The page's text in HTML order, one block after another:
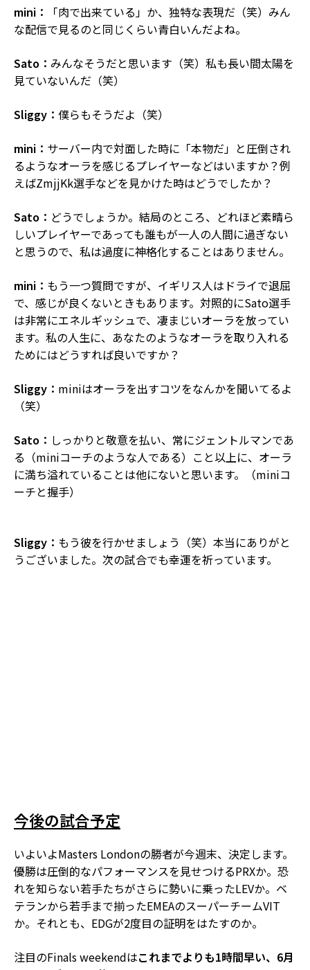
mini：
「肉で出来ている」か、独特な表現だ（笑）みん
な配信で見るのと同じくらい青白いんだよね。
Sato： みんなそうだと思います（笑）私も長い間太陽を
見ていないんだ（笑）
Sliggy： 僕らもそうだよ（笑）
mini： サーバー内で対面した時に「本物だ」と圧倒され
るようなオーラを感じるプレイヤーなどはいますか？例
えばZmjjKk選手などを見かけた時はどうでしたか？
Sato： どうでしょうか。結局のところ、どれほど素晴ら
しいプレイヤーであっても誰もが一人の人間に過ぎない
と思うので、私は過度に神格化することはありません。
mini： もう一つ質問ですが、イギリス人はドライで退屈
で、感じが良くないときもあります。対照的にSato選手
は非常にエネルギッシュで、凄まじいオーラを放ってい
ます。私の人生に、あなたのようなオーラを取り入れる
ためにはどうすれば良いですか？
Sliggy： miniはオーラを出すコツをなんかを聞いてるよ
（笑）
Sato： しっかりと敬意を払い、常にジェントルマンであ
る（miniコーチのような人である）こと以上に、オーラ
に満ち溢れていることは他にないと思います。（miniコ
ーチと握手）
Sliggy： もう彼を行かせましょう（笑）本当にありがと
うございました。次の試合でも幸運を祈っています。
今後の試合予定
いよいよMasters Londonの勝者が今週末、決定します。
優勝は圧倒的なパフォーマンスを見せつけるPRXか。恐
れを知らない若手たちがさらに勢いに乗ったLEVか。ベ
テランから若手まで揃ったEMEAのスーパーチームVIT
か。それとも、EDGが2度目の証明をはたすのか。
注目のFinals weekendはこれまでよりも1時間早い、6月